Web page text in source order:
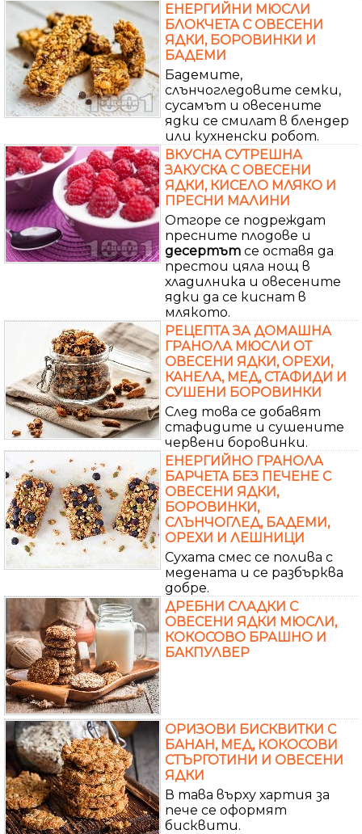
ЕНЕРГИЙНИ МЮСЛИ
БЛОКЧЕТА С ОВЕСЕНИ
ЯДКИ, БОРОВИНКИ И
БАДЕМИ
Бадемите,
слънчогледовите семки,
сусамът и овесените
ядки се смилат в блендер
или кухненски робот.
ВКУСНА СУТРЕШНА
ЗАКУСКА С ОВЕСЕНИ
ЯДКИ, КИСЕЛО МЛЯКО И
ПРЕСНИ МАЛИНИ
Отгоре се подреждат
пресните плодове и
десертът се оставя да
престои цяла нощ в
хладилника и овесените
ядки да се киснат в
млякото.
РЕЦЕПТА ЗА ДОМАШНА
ГРАНОЛА МЮСЛИ ОТ
ОВЕСЕНИ ЯДКИ, ОРЕХИ,
КАНЕЛА, МЕД, СТАФИДИ И
СУШЕНИ БОРОВИНКИ
След това се добавят
стафидите и сушените
червени боровинки.
ЕНЕРГИЙНО ГРАНОЛА
БАРЧЕТА БЕЗ ПЕЧЕНЕ С
ОВЕСЕНИ ЯДКИ,
БОРОВИНКИ,
СЛЪНЧОГЛЕД, БАДЕМИ,
ОРЕХИ И ЛЕШНИЦИ
Сухата смес се полива с
медената и се разбърква
добре.
ДРЕБНИ СЛАДКИ С
ОВЕСЕНИ ЯДКИ МЮСЛИ,
КОКОСОВО БРАШНО И
БАКПУЛВЕР
ОРИЗОВИ БИСКВИТКИ С
БАНАН, МЕД, КОКОСОВИ
СТЪРГОТИНИ И ОВЕСЕНИ
ЯДКИ
В тава върху хартия за
пече се оформят
бисквити.